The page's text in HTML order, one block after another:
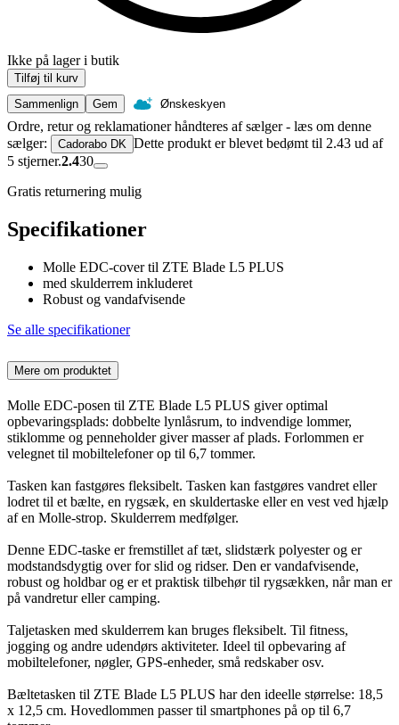
Ikke på lager i butik
Tilføj til kurv
Sammenlign
Gem Ønskeskyen
Ordre, retur og reklamationer håndteres af sælger - læs om denne
sælger:
Cadorabo DK Dette produkt er blevet bedømt til 2.43 ud af
5 stjerner.2.430
Gratis returnering mulig
Specifikationer
Molle EDC-cover til ZTE Blade L5 PLUS
med skulderrem inkluderet
Robust og vandafvisende
Se alle specifikationer
Mere om produktet
Molle EDC-posen til ZTE Blade L5 PLUS giver optimal
opbevaringsplads: dobbelte lynlåsrum, to indvendige lommer,
stiklomme og penneholder giver masser af plads. Forlommen er
velegnet til mobiltelefoner op til 6,7 tommer.
Tasken kan fastgøres fleksibelt. Tasken kan fastgøres vandret eller
lodret til et bælte, en rygsæk, en skuldertaske eller en vest ved hjælp
af en Molle-strop. Skulderrem medfølger.
Denne EDC-taske er fremstillet af tæt, slidstærk polyester og er
modstandsdygtig over for slid og ridser. Den er vandafvisende,
robust og holdbar og er et praktisk tilbehør til rygsækken, når man er
på vandretur eller camping.
Taljetasken med skulderrem kan bruges fleksibelt. Til fitness,
jogging og andre udendørs aktiviteter. Ideel til opbevaring af
mobiltelefoner, nøgler, GPS-enheder, små redskaber osv.
Bæltetasken til ZTE Blade L5 PLUS har den ideelle størrelse: 18,5
x 12,5 cm. Hovedlommen passer til smartphones på op til 6,7